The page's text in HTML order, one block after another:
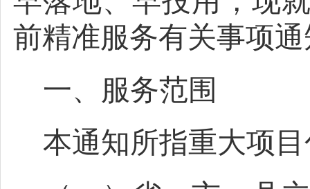
前精准服务有关事项
一、服务范围
本通知所指重大项